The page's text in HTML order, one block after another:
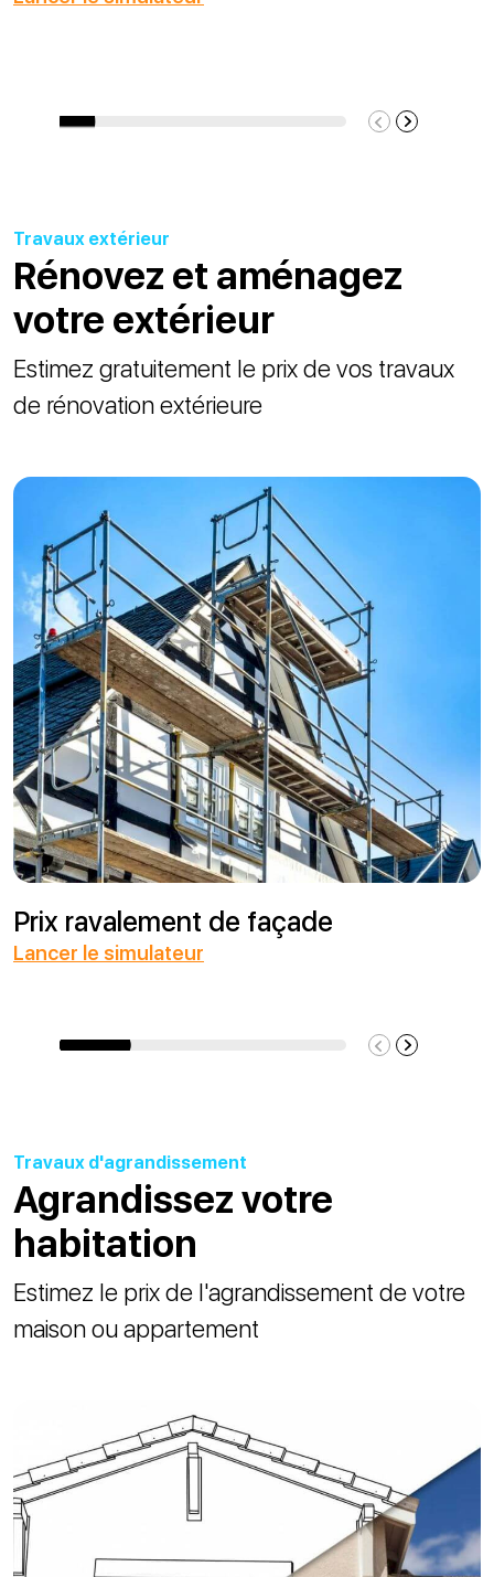
Travaux extérieur
Rénovez et aménagez
votre extérieur
Estimez gratuitement le prix de vos travaux
de rénovation extérieure
Prix ravalement de façade
Lancer le simulateur
Travaux d'agrandissement
Agrandissez votre
habitation
Estimez le prix de l'agrandissement de votre
maison ou appartement